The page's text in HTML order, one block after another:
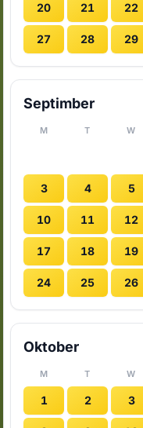
20 21 22
27 28 29
Septimber
M T W
3 4 5
10 11 12
17 18 19
24 25 26
Oktober
M T W
1 2 3